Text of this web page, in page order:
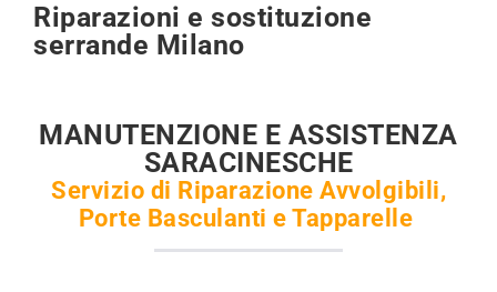
Riparazioni e sostituzione
serrande Milano
MANUTENZIONE E ASSISTENZA
SARACINESCHE
Servizio di Riparazione Avvolgibili,
Porte Basculanti e Tapparelle